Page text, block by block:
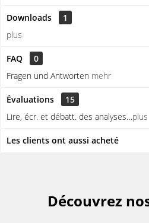
Downloads
1
plus
FAQ
0
Fragen und Antworten mehr
Évaluations
15
Lire, écr. et débatt. des analyses…plus
Les clients ont aussi acheté
Découvrez